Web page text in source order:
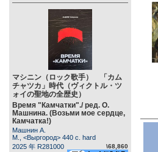
マシニン（ロック歌手） 「カム
チャツカ」時代（ヴィクトル・ツ
ォイの聖地の全歴史）
Время "Камчатки"./ ред. О.
Машнина. (Возьми мое сердце,
Камчатка!)
Машнин А.
М., <Выргород> 440 c. hard
2025 年 R281000
\68,860